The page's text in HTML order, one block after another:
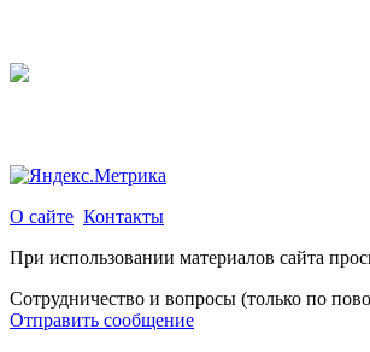
О сайте Контакты
При использовании материалов сайта
Сотрудничество и вопросы (только по
Отправить сообщение